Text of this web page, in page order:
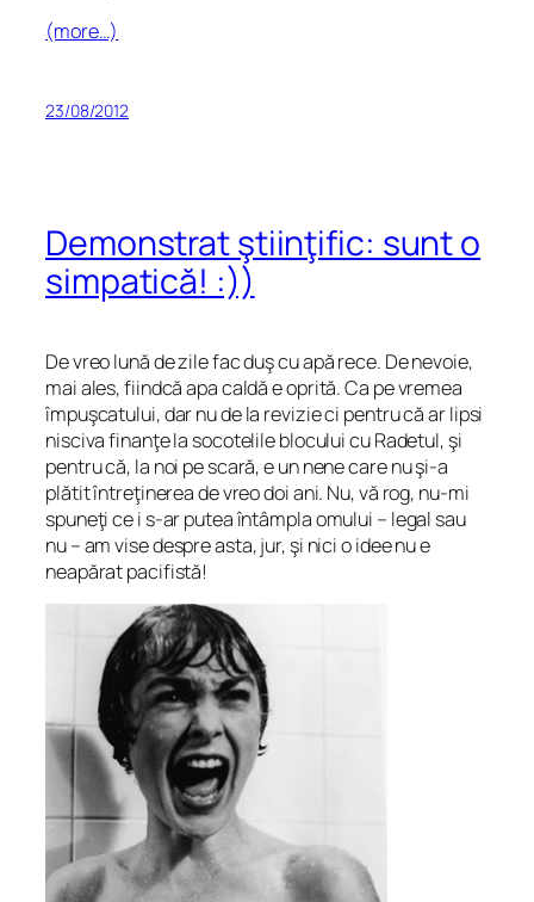
(more…)
23/08/2012
Demonstrat ştiinţific: sunt o
simpatică! :))
De vreo lună de zile fac duş cu apă rece. De nevoie,
mai ales, fiindcă apa caldă e oprită. Ca pe vremea
împuşcatului, dar nu de la revizie ci pentru că ar lipsi
nisciva finanţe la socotelile blocului cu Radetul, şi
pentru că, la noi pe scară, e un nene care nu şi-a
plătit întreţinerea de vreo doi ani. Nu, vă rog, nu-mi
spuneţi ce i s-ar putea întâmpla omului – legal sau
nu – am vise despre asta, jur, şi nici o idee nu e
neapărat pacifistă!